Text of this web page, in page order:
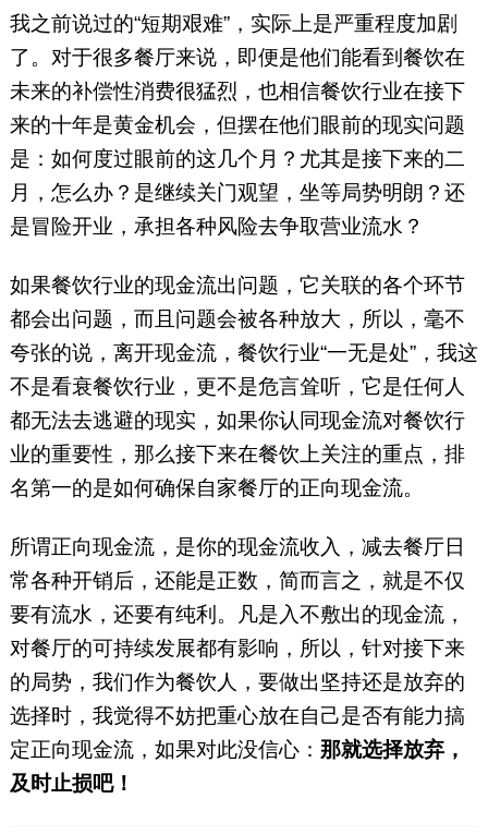
我之前说过的“短期艰难”，实际上是严重程度加剧
了。对于很多餐厅来说，即便是他们能看到餐饮在
未来的补偿性消费很猛烈，也相信餐饮行业在接下
来的十年是黄金机会，但摆在他们眼前的现实问题
是：如何度过眼前的这几个月？尤其是接下来的二
月，怎么办？是继续关门观望，坐等局势明朗？还
是冒险开业，承担各种风险去争取营业流水？
如果餐饮行业的现金流出问题，它关联的各个环节
都会出问题，而且问题会被各种放大，所以，毫不
夸张的说，离开现金流，餐饮行业“一无是处”，我这
不是看衰餐饮行业，更不是危言耸听，它是任何人
都无法去逃避的现实，如果你认同现金流对餐饮行
业的重要性，那么接下来在餐饮上关注的重点，排
名第一的是如何确保自家餐厅的正向现金流。
所谓正向现金流，是你的现金流收入，减去餐厅日
常各种开销后，还能是正数，简而言之，就是不仅
要有流水，还要有纯利。凡是入不敷出的现金流，
对餐厅的可持续发展都有影响，所以，针对接下来
的局势，我们作为餐饮人，要做出坚持还是放弃的
选择时，我觉得不妨把重心放在自己是否有能力搞
定正向现金流，如果对此没信心： 那就选择放弃，
及时止损吧！